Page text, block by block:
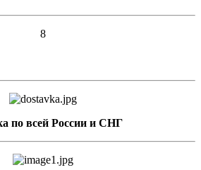
8
по всей России и СНГ